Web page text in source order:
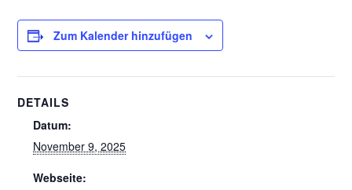
Zum Kalender hinzufügen
DETAILS
Datum:
November 9, 2025
Webseite: